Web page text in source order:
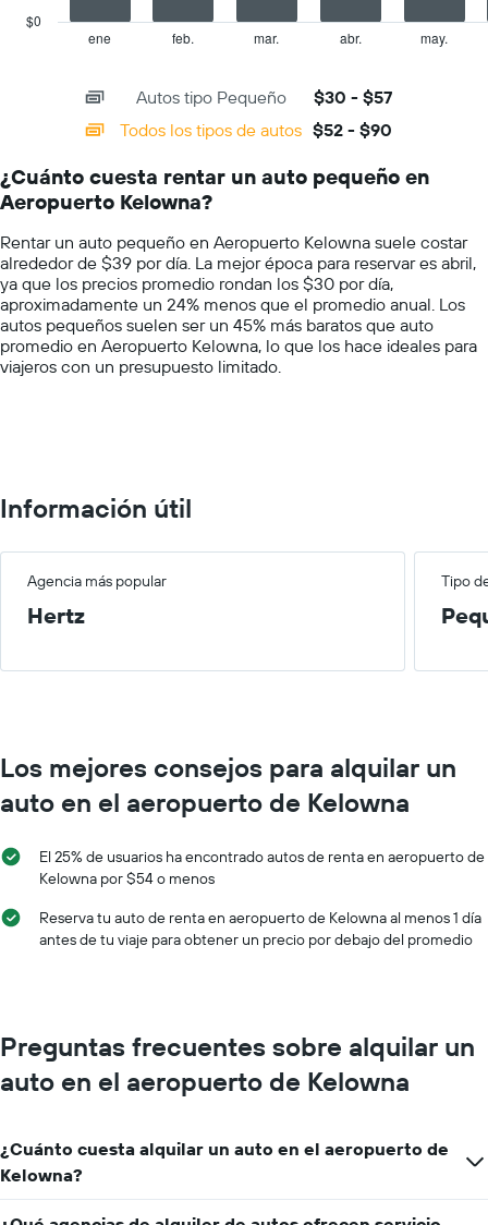
precio
promedio
por
día.
categories.
The
has
1
Y
axis
displaying
values.
Range:
ene feb. mar. abr. may.
$0
Autos tipo Pequeño
$30 - $57
Todos los tipos de autos $52 - $90
¿Cuánto cuesta rentar un auto pequeño en
Aeropuerto Kelowna?
Rentar un auto pequeño en Aeropuerto Kelowna suele costar
alrededor de $39 por día. La mejor época para reservar es abril,
ya que los precios promedio rondan los $30 por día,
aproximadamente un 24% menos que el promedio anual. Los
autos pequeños suelen ser un 45% más baratos que auto
promedio en Aeropuerto Kelowna, lo que los hace ideales para
viajeros con un presupuesto limitado.
Información útil
Agencia más popular Tipo
Hertz
Los mejores consejos para alquilar un
auto en el aeropuerto de Kelowna
El 25% de usuarios ha encontrado autos de renta en aeropuerto de
Kelowna por $54 o menos
Reserva tu auto de renta en aeropuerto de Kelowna al menos 1 día
antes de tu viaje para obtener un precio por debajo del promedio
Preguntas frecuentes sobre alquilar un
auto en el aeropuerto de Kelowna
¿Cuánto cuesta alquilar un auto en el aeropuerto de
Kelowna?